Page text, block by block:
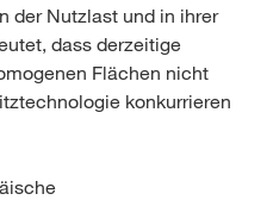
der Nutzlast und in ihrer
dass derzeitige
Flächen nicht
konkurrieren